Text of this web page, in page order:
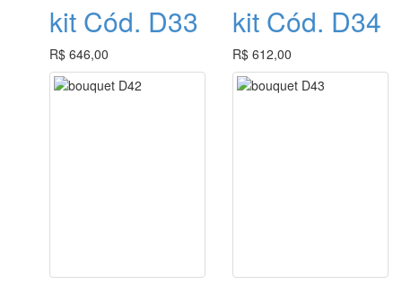
kit Cód. D33
R$ 646,00
kit Cód. D34
R$ 612,00